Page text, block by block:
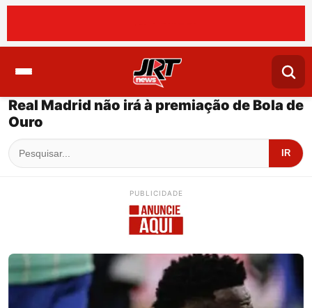
Real Madrid não irá à premiação de Bola de
Ouro
IR
PUBLICIDADE